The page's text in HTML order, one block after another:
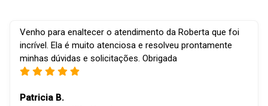
Venho para enaltecer o atendimento da Roberta que foi
incrível. Ela é muito atenciosa e resolveu prontamente
minhas dúvidas e solicitações. Obrigada
Patricia B.